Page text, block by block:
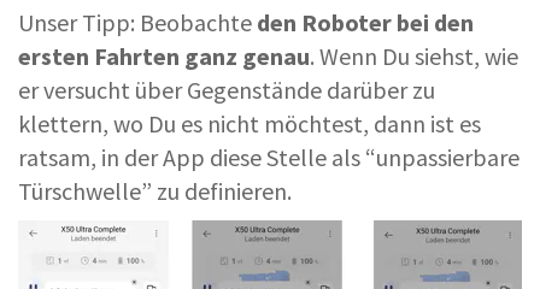
Unser Tipp: Beobachte den Roboter bei den
ersten Fahrten ganz genau. Wenn Du siehst, wie
er versucht über Gegenstände darüber zu
klettern, wo Du es nicht möchtest, dann ist es
ratsam, in der App diese Stelle als “unpassierbare
Türschwelle” zu definieren.